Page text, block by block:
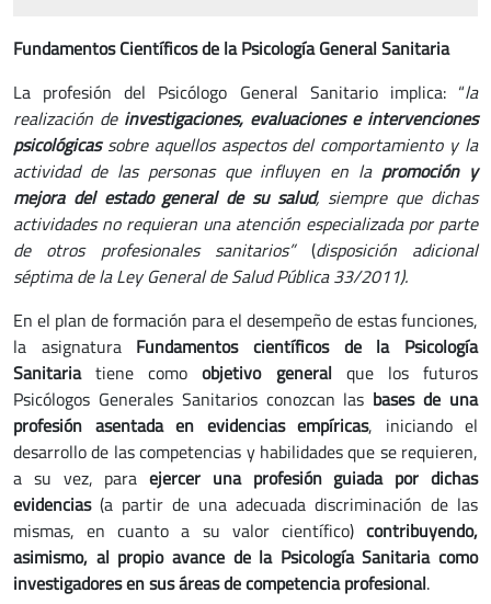
Fundamentos Científicos de la Psicología General Sanitaria
La profesión del Psicólogo General Sanitario implica: “la
realización de investigaciones, evaluaciones e intervenciones
psicológicassobre aquellos aspectos del comportamiento y la
actividad de las personas que influyen en la promoción y
mejora del estado general de su salud, siempre que dichas
actividades no requieran una atención especializada por parte
de otros profesionales sanitarios” (disposición adicional
séptima de la Ley General de Salud Pública 33/2011).
En el plan de formación para el desempeño de estas funciones,
la asignatura Fundamentos científicos de la Psicología
Sanitariatiene comoobjetivo generalque los futuros
Psicólogos Generales Sanitarios conozcan las bases de una
profesión asentada en evidencias empíricas, iniciando el
desarrollo de las competencias y habilidades que se requieren,
a su vez, paraejercer una profesión guiada por dichas
evidencias(a partir de una adecuada discriminación de las
mismas, en cuanto a su valor científico) contribuyendo,
asimismo, al propio avance de la Psicología Sanitaria como
investigadores en sus áreas de competencia profesional.